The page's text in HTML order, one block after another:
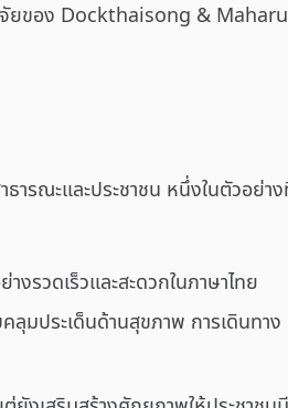
จัยของ Dockthaisong &
ารณะและประชาชน หนึ่งในตัวอย่า
รวดเร็วและสะดวกในภาษาไทย
มประเด็นด้านสุขภาพ การเดินทาง